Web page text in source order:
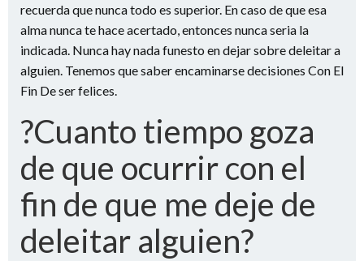
recuerda que nunca todo es superior. En caso de que esa
alma nunca te hace acertado, entonces nunca seri­a la
indicada. Nunca hay nada funesto en dejar sobre deleitar a
alguien. Tenemos que saber encaminarse decisiones Con El
Fin De ser felices.
?Cuanto tiempo goza
de que ocurrir con el
fin de que me deje de
deleitar alguien?